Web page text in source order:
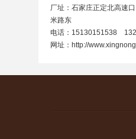
厂址：石家庄正定北高速
米路东
电话：15130151538
网址： http://